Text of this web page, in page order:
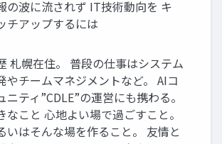
の波に流されず IT技術動向を キ
チアップするには
札幌在住。 普段の仕事はシステム
やチームマネジメントなど。 AIコ
ニティ”CDLE”の運営にも携わる。
なこと 心地よい場で過ごすこと。
いはそんな場を作ること。 友情と